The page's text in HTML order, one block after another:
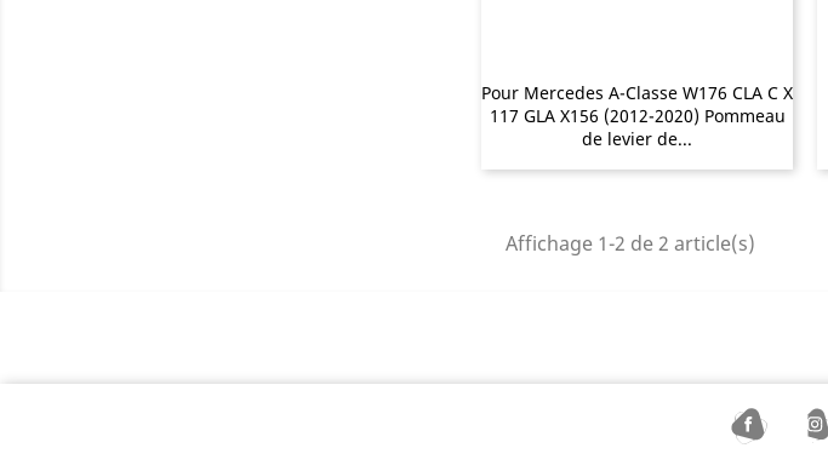
Pour Mercedes A-Classe W176 CLA C X
117 GLA X156 (2012-2020) Pommeau
de levier de...
Affichage 1-2 de 2 article(s)